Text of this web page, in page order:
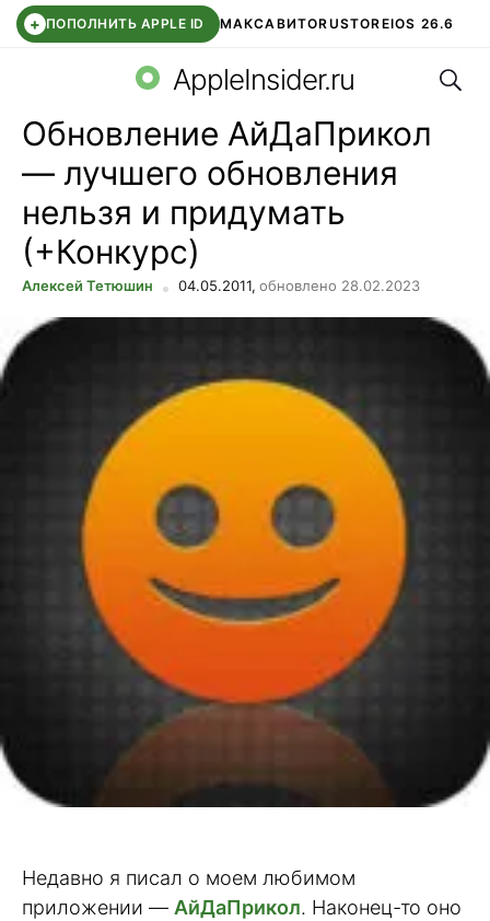
+ ПОПОЛНИТЬ APPLE ID МАКСАВИТОRUSTOREIOS 26.6
СБЕР КИДС ВТБ ОНЛАЙН ЧАТ В ROBLOX
AppleInsider.ru
Обновление АйДаПрикол
— лучшего обновления
нельзя и придумать
(+Конкурс)
Алексей Тетюшин 04.05.2011, обновлено 28.02.2023
Недавно я писал о моем любимом
приложении — АйДаПрикол. Наконец-то оно